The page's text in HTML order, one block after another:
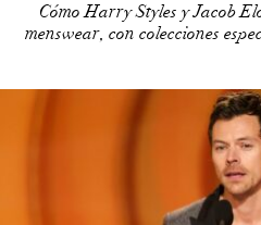
Cómo Harry Styles y Jacob
menswear, con colecciones